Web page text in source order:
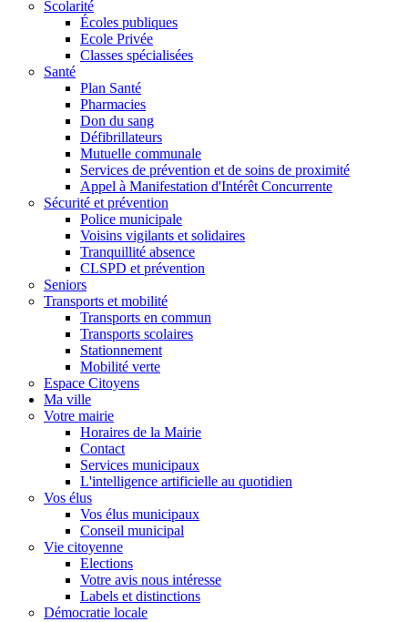
Scolarité
Écoles publiques
Ecole Privée
Classes spécialisées
Santé
Plan Santé
Pharmacies
Don du sang
Défibrillateurs
Mutuelle communale
Services de prévention et de soins de proximité
Appel à Manifestation d'Intérêt Concurrente
Sécurité et prévention
Police municipale
Voisins vigilants et solidaires
Tranquillité absence
CLSPD et prévention
Seniors
Transports et mobilité
Transports en commun
Transports scolaires
Stationnement
Mobilité verte
Espace Citoyens
Ma ville
Votre mairie
Horaires de la Mairie
Contact
Services municipaux
L'intelligence artificielle au quotidien
Vos élus
Vos élus municipaux
Conseil municipal
Vie citoyenne
Elections
Votre avis nous intéresse
Labels et distinctions
Démocratie locale